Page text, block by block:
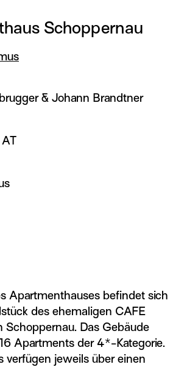
Schoppernau
& Johann Brandtner
AT
Apartmenthauses befindet sich
des ehemaligen CAFE
Schoppernau. Das Gebäude
Apartments der 4*-Kategorie.
verfügen jeweils über einen